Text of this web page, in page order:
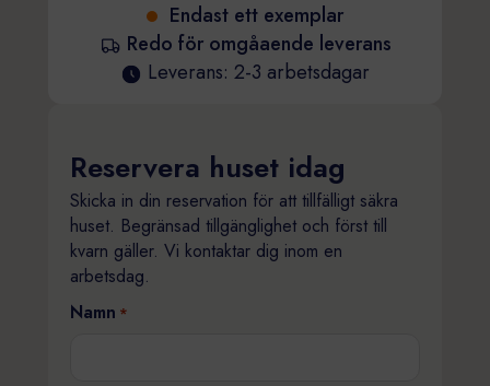
Endast ett exemplar
Redo för omgåaende leverans
Leverans: 2-3 arbetsdagar
Reservera huset idag
Skicka in din reservation för att tillfälligt säkra
huset. Begränsad tillgänglighet och först till
kvarn gäller. Vi kontaktar dig inom en
arbetsdag.
Namn *